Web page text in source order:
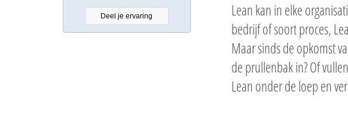
Deel je ervaring
Lean kan in elke
bedrijf of soort proces,
Maar sinds de opkomst
de prullenbak in? Of
Lean onder de loep en